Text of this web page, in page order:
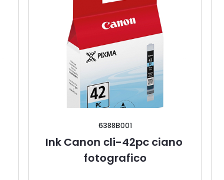
6388B001
Ink Canon cli-42pc ciano
fotografico